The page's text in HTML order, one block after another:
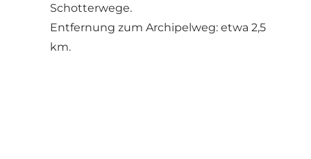
Schotterwege.
Entfernung zum Archipelweg: etwa 2,5
km.